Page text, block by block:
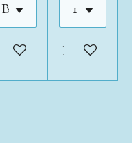
den Warenkorb
In den